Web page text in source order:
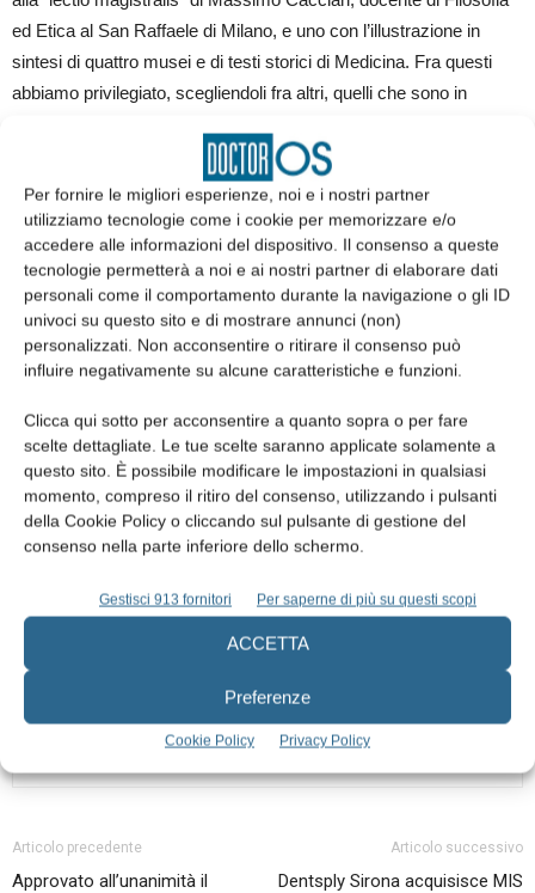
Per fornire le migliori esperienze, noi e i nostri partner
utilizziamo tecnologie come i cookie per memorizzare e/o
accedere alle informazioni del dispositivo. Il consenso a queste
tecnologie permetterà a noi e ai nostri partner di elaborare dati
personali come il comportamento durante la navigazione o gli ID
univoci su questo sito e di mostrare annunci (non)
personalizzati. Non acconsentire o ritirare il consenso può
influire negativamente su alcune caratteristiche e funzioni.
Clicca qui sotto per acconsentire a quanto sopra o per fare
scelte dettagliate. Le tue scelte saranno applicate solamente a
questo sito. È possibile modificare le impostazioni in qualsiasi
momento, compreso il ritiro del consenso, utilizzando i pulsanti
della Cookie Policy o cliccando sul pulsante di gestione del
consenso nella parte inferiore dello schermo.
Gestisci 913 fornitori Per saperne di più su questi scopi
ACCETTA
Preferenze
Cookie Policy Privacy Policy
ed Etica al San Raffaele di Milano, e uno con l’illustrazione in
sintesi di quattro musei e di testi storici di Medicina. Fra questi
abbiamo privilegiato, scegliendoli fra altri, quelli che sono in
in questo volume. L’augurio ovviamente è che questo lavoro
possa servire da utile supporto e stimolo ai giovani per la
lorrofessione e futura carriera.
Prof. Damaso Caprioglio
Autore di 16 libri di cui alcuni in lingue inglese, francese ed autore
di oltre 230 pubblicazioni su riviste internazionali, soprattutto su
traumi dentali, Odontoiatria Pediatrica ed Ortodonzia.
Prof. Paolo Zampetti
È Professore Titolare del Corso Ufficiale Fondamentale di Storia
dell’Odontoiatria presso il Corso di Laurea Magistrale in
Odontoiatria e Protesi Dentaria dell’Università di Pavia.
Articolo precedente
Approvato all’unanimità il
Articolo successivo
Dentsply Sirona acquisisce MIS